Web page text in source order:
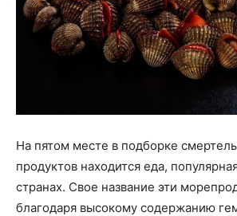
На пятом месте в подборке
продуктов находится еда,
странах. Свое название эти
благодаря высокому содержанию